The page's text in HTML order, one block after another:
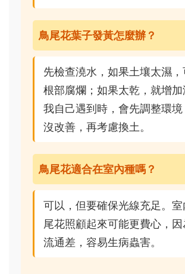
鳥尾花葉子發黃怎麼辦？
先檢查澆水，如果土壤太濕，
根部腐爛；如果太乾，就增加
我自己遇到時，會先調整環境
沒改善，再考慮換土。
鳥尾花適合在室內種嗎？
可以，但要確保光線充足。室
尾花照顧起來可能更費心，
流通差，容易生病蟲害。